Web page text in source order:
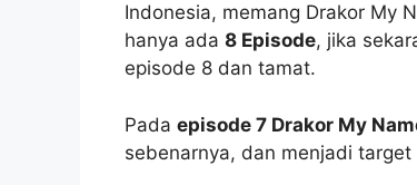
Indonesia, memang Drakor My
hanya ada 8 Episode, jika
episode 8 dan tamat.
Pada episode 7 Drakor My
sebenarnya, dan menjadi target